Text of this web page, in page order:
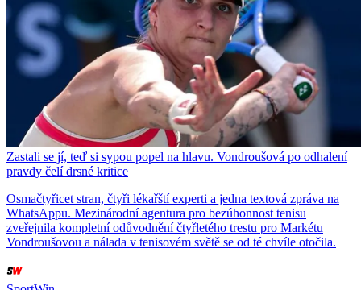
Zastali se jí, teď si sypou popel na hlavu. Vondroušová po odhalení
pravdy čelí drsné kritice
Osmačtyřicet stran, čtyři lékařští experti a jedna textová zpráva na
WhatsAppu. Mezinárodní agentura pro bezúhonnost tenisu
zveřejnila kompletní odůvodnění čtyřletého trestu pro Markétu
Vondroušovou a nálada v tenisovém světě se od té chvíle otočila.